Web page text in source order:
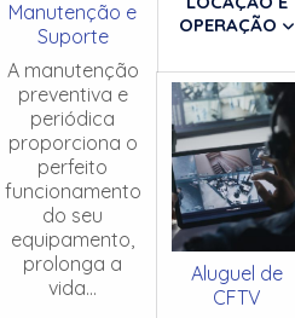
Manutenção e
Suporte
A manutenção
preventiva e
periódica
proporciona o
perfeito
funcionamento
do seu
equipamento,
prolonga a
vida...
OPERAÇÃO
Aluguel de
CFTV